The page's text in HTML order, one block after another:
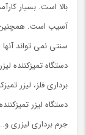
بالا است. بسیار
آسیب است. همچنین
سنتی نمی تواند
دستگاه تمیزکننده
برداری فلز، لیزر
دستگاه لیزر
جرم برداری لیزری